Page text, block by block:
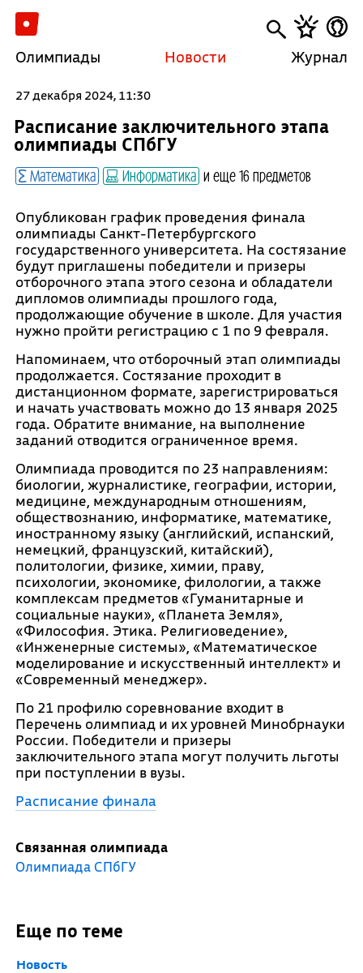
Олимпиады Новости Журнал
27 декабря 2024, 11:30
Расписание заключительного этапа
олимпиады СПбГУ
Математика Информатика и еще 16 предметов
Опубликован график проведения финала
олимпиады Санкт-Петербургского
государственного университета. На состязание
будут приглашены победители и призеры
отборочного этапа этого сезона и обладатели
дипломов олимпиады прошлого года,
продолжающие обучение в школе. Для участия
нужно пройти регистрацию с 1 по 9 февраля.
Напоминаем, что отборочный этап олимпиады
продолжается. Состязание проходит в
дистанционном формате, зарегистрироваться
и начать участвовать можно до 13 января 2025
года. Обратите внимание, на выполнение
заданий отводится ограниченное время.
Олимпиада проводится по 23 направлениям:
биологии, журналистике, географии, истории,
медицине, международным отношениям,
обществознанию, информатике, математике,
иностранному языку (английский, испанский,
немецкий, французский, китайский),
политологии, физике, химии, праву,
психологии, экономике, филологии, а также
комплексам предметов «Гуманитарные и
социальные науки», «Планета Земля»,
«Философия. Этика. Религиоведение»,
«Инженерные системы», «Математическое
моделирование и искусственный интеллект» и
«Современный менеджер».
По 21 профилю соревнование входит в
Перечень олимпиад и их уровней Минобрнауки
России. Победители и призеры
заключительного этапа могут получить льготы
при поступлении в вузы.
Расписание финала
Связанная олимпиада
Олимпиада СПбГУ
Еще по теме
Новость